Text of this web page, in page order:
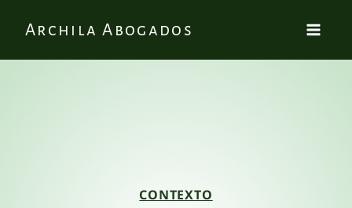
Archila Abogados
CONTEXTO